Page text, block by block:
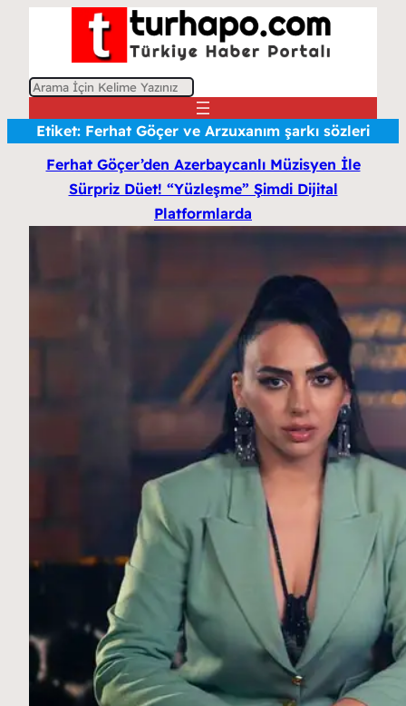
A
Etiket: Ferhat Göçer ve Arzuxanım şarkı sözleri
Ferhat Göçer’den Azerbaycanlı Müzisyen İle
Sürpriz Düet! “Yüzleşme” Şimdi Dijital
Platformlarda